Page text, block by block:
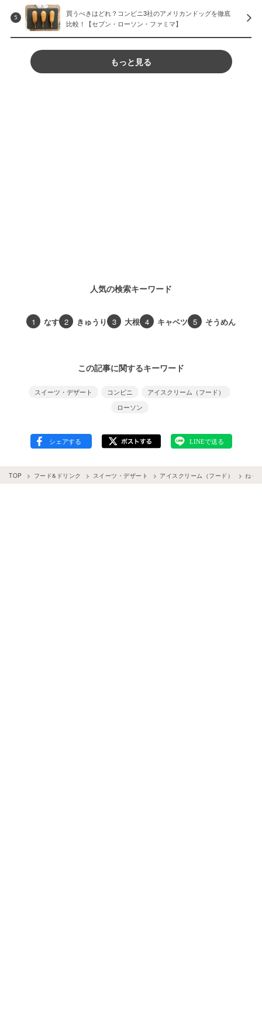
5
買うべきはどれ？コンビニ3社のアメリカンドッグを徹底
比較！【セブン・ローソン・ファミマ】
もっと見る
人気の検索キーワード
1 なす 2 きゅうり 3 大根 4 キャベツ 5 そうめん
この記事に関するキーワード
スイーツ・デザート コンビニ
アイスクリーム（フード）
ローソン
TOP フード&ドリンク スイーツ・デザート アイスクリーム（フード） ねっ